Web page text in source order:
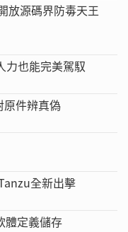
放源碼界防毒天王
也能完美駕馭
件辨真偽
全新出擊
體定義儲存